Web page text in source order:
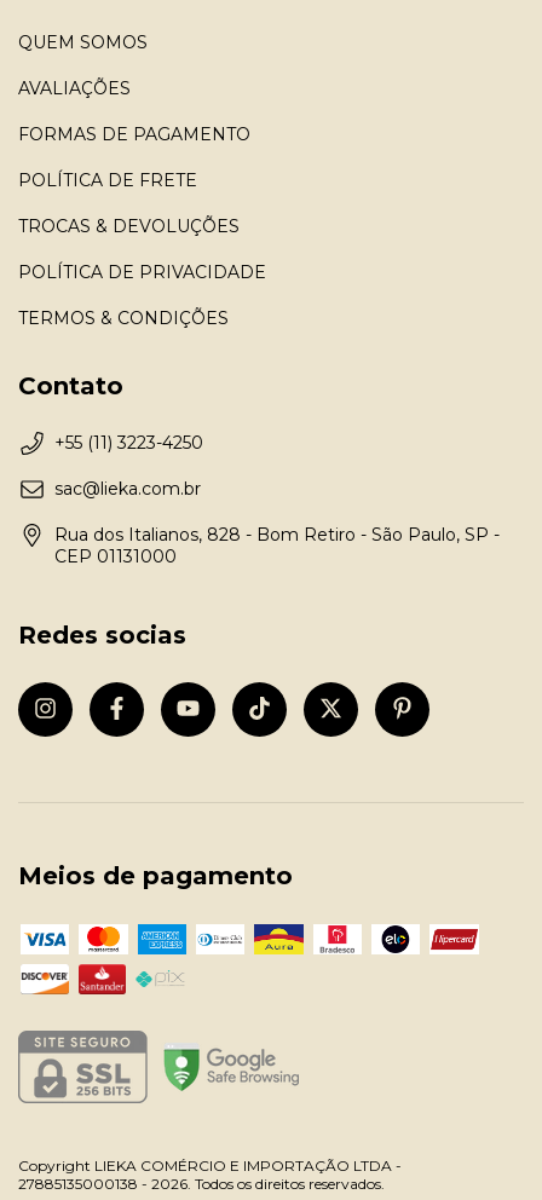
QUEM SOMOS
AVALIAÇÕES
FORMAS DE PAGAMENTO
POLÍTICA DE FRETE
TROCAS & DEVOLUÇÕES
POLÍTICA DE PRIVACIDADE
TERMOS & CONDIÇÕES
Contato
+55 (11) 3223-4250
sac@lieka.com.br
Rua dos Italianos, 828 - Bom Retiro - São Paulo, SP -
CEP 01131000
Redes socias
Meios de pagamento
Copyright LIEKA COMÉRCIO E IMPORTAÇÃO LTDA -
27885135000138 - 2026. Todos os direitos reservados.